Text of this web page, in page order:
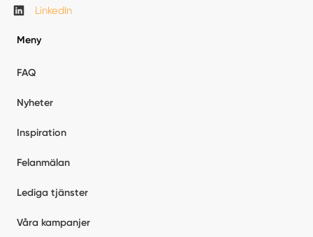
LinkedIn
Meny
FAQ
Nyheter
Inspiration
Felanmälan
Lediga tjänster
Våra kampanjer